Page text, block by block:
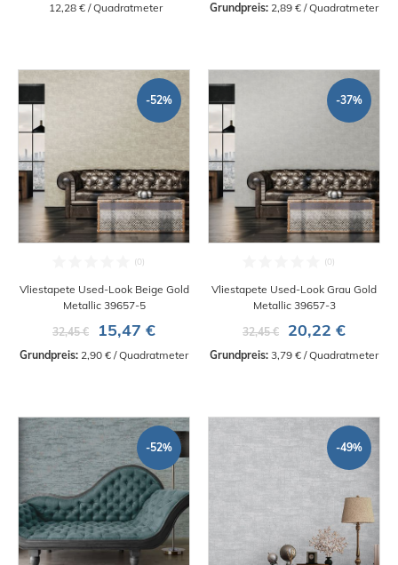
12,28 € / Quadratmeter
Grundpreis: 2,89 € / Quadratmeter
-52%
Vliestapete Used-Look Beige Gold
Metallic 39657-5
32,45 €
15,47 €
Grundpreis: 2,90 € / Quadratmeter
-37%
Vliestapete Used-Look Grau Gold
Metallic 39657-3
32,45 €
20,22 €
Grundpreis: 3,79 € / Quadratmeter
-52% -49%